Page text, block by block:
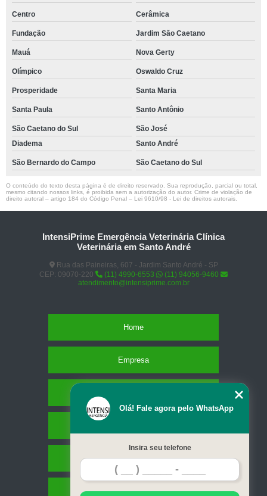
Centro Cerâmica
Fundação Jardim São Caetano
Mauá Nova Gerty
Olímpico Oswaldo Cruz
Prosperidade Santa Maria
Santa Paula Santo Antônio
São Caetano do Sul
São José
Diadema
Santo André
São Bernardo do Campo São Caetano do Sul
O conteúdo do texto desta página é de direito reservado. Sua reprodução, parcial ou total,
mesmo citando nossos links, é proibida sem a autorização do autor. Crime de violação de
direito autoral – artigo 184 do Código Penal – Lei 9610/98 - Lei de direitos autorais
IntensiPrime Emergência Veterinária Clínica
Veterinária em Santo André
Rua das Paineiras, 607 - Jardim Santo André - SP
CEP: 09070-220
(11) 4990-6553
(11) 94056-9460
atendimento@intensiprime.com.br
Home
Empresa
Contato
Mapa do site
Olá! Fale agora pelo WhatsApp
Insira seu telefone